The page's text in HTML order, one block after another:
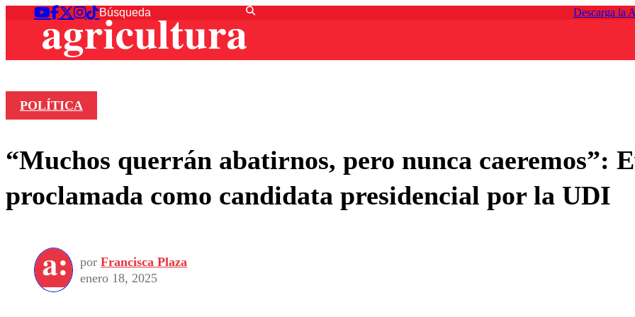
Descarga la
POLÍTICA
“Muchos querrán abatirnos, pero nunca caeremos”:
proclamada como candidata presidencial por la UDI
por Francisca Plaza
enero 18, 2025